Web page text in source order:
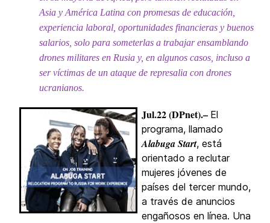
Asia y América Latina con promesas de educación,
experiencia laboral, oportunidades financieras y buenos
salarios, solo para someterlas a trabajar ensamblando
drones militares en Rusia y, en algunos casos, incluso a
ser víctimas de un ataque de represalia con drones
ucranianos.
Jul.22 (DPnet).– El
programa, llamado
Alabuga Start, está
orientado a reclutar
mujeres jóvenes de
países del tercer mundo,
a través de anuncios
engañosos en línea. Una